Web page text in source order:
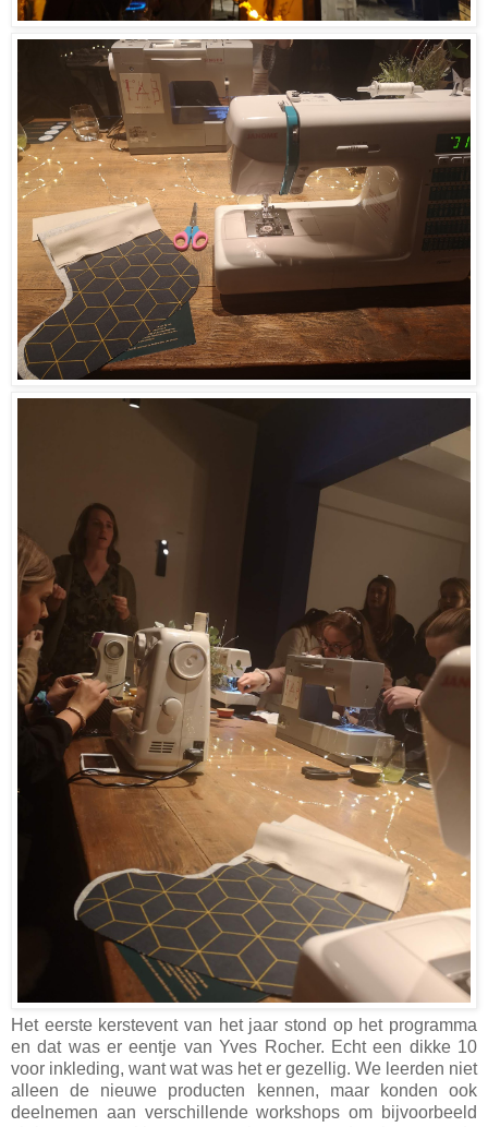
Het eerste kerstevent van het jaar stond op het programma
en dat was er eentje van Yves Rocher. Echt een dikke 10
voor inkleding, want wat was het er gezellig. We leerden niet
alleen de nieuwe producten kennen, maar konden ook
deelnemen aan verschillende workshops om bijvoorbeeld